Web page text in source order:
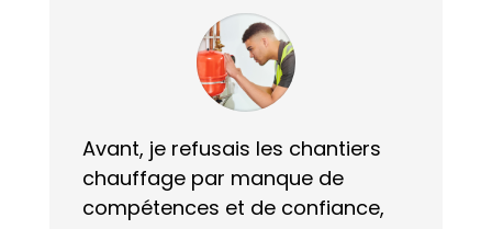
Avant, je refusais les chantiers
chauffage par manque de
compétences et de confiance,